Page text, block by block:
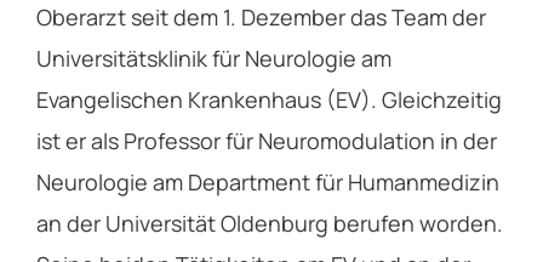
Oberarzt seit dem 1. Dezember das Team der
Universitätsklinik für Neurologie am
Evangelischen Krankenhaus (EV). Gleichzeitig
ist er als Professor für Neuromodulation in der
Neurologie am Department für Humanmedizin
an der Universität Oldenburg berufen worden.